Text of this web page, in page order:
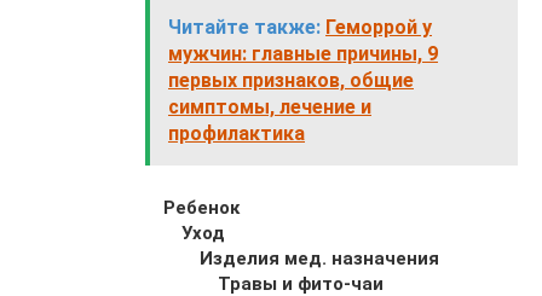
Читайте также: Геморрой у
мужчин: главные причины, 9
первых признаков, общие
симптомы, лечение и
профилактика
Ребенок
Уход
Изделия мед. назначения
Травы и фито-чаи